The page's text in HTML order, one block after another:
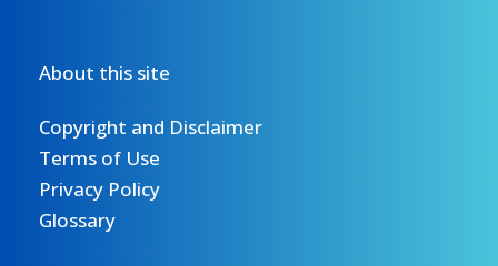
About this site
Copyright and Disclaimer
Terms of Use
Privacy Policy
Glossary